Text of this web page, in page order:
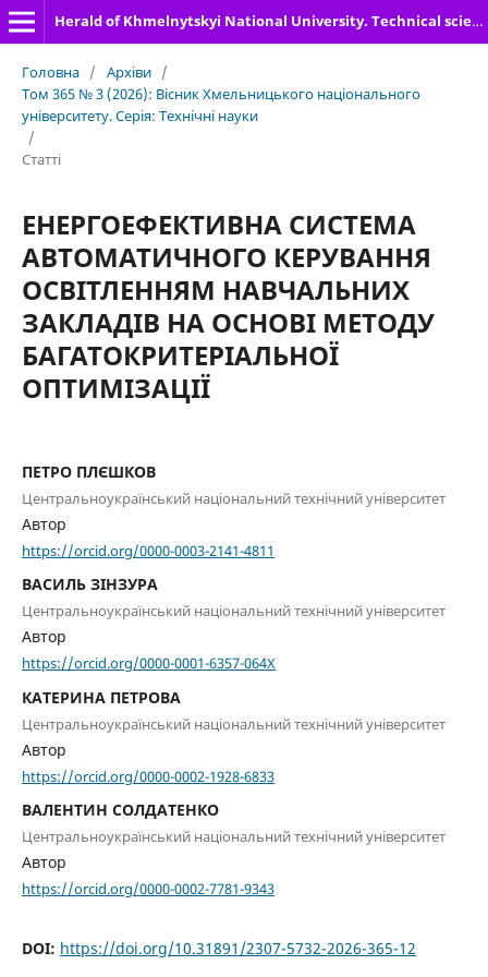
Herald of Khmelnytskyi National University. Technical sciences
Головна / Архіви /
Том 365 № 3 (2026): Вісник Хмельницького національного
університету. Серія: Технічні науки
/
Статті
ЕНЕРГОЕФЕКТИВНА СИСТЕМА
АВТОМАТИЧНОГО КЕРУВАННЯ
ОСВІТЛЕННЯМ НАВЧАЛЬНИХ
ЗАКЛАДІВ НА ОСНОВІ МЕТОДУ
БАГАТОКРИТЕРІАЛЬНОЇ
ОПТИМІЗАЦІЇ
ПЕТРО ПЛЄШКОВ
Центральноукраїнський національний технічний університет
Автор
https://orcid.org/0000-0003-2141-4811
ВАСИЛЬ ЗІНЗУРА
Центральноукраїнський національний технічний університет
Автор
https://orcid.org/0000-0001-6357-064X
КАТЕРИНА ПЕТРОВА
Центральноукраїнський національний технічний університет
Автор
https://orcid.org/0000-0002-1928-6833
ВАЛЕНТИН СОЛДАТЕНКО
Центральноукраїнський національний технічний університет
Автор
https://orcid.org/0000-0002-7781-9343
DOI: https://doi.org/10.31891/2307-5732-2026-365-12